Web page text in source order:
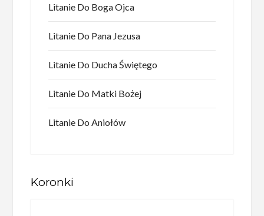
Litanie Do Boga Ojca
Litanie Do Pana Jezusa
Litanie Do Ducha Świętego
Litanie Do Matki Bożej
Litanie Do Aniołów
Koronki